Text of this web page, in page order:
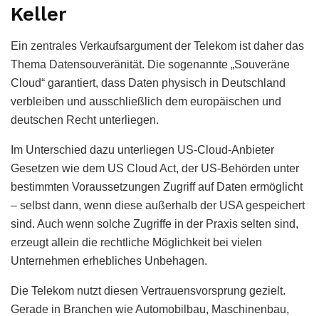
Keller
Ein zentrales Verkaufsargument der Telekom ist daher das
Thema Datensouveränität. Die sogenannte „Souveräne
Cloud“ garantiert, dass Daten physisch in Deutschland
verbleiben und ausschließlich dem europäischen und
deutschen Recht unterliegen.
Im Unterschied dazu unterliegen US-Cloud-Anbieter
Gesetzen wie dem US Cloud Act, der US-Behörden unter
bestimmten Voraussetzungen Zugriff auf Daten ermöglicht
– selbst dann, wenn diese außerhalb der USA gespeichert
sind. Auch wenn solche Zugriffe in der Praxis selten sind,
erzeugt allein die rechtliche Möglichkeit bei vielen
Unternehmen erhebliches Unbehagen.
Die Telekom nutzt diesen Vertrauensvorsprung gezielt.
Gerade in Branchen wie Automobilbau, Maschinenbau,